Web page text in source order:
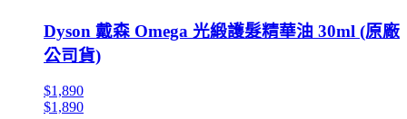
Dyson 戴森 Omega 光緞護髮精華油 30ml (原廠
公司貨)
$1,890
$1,890